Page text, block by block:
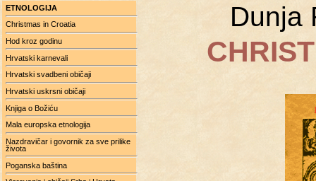
ETNOLOGIJA
Christmas in Croatia
Hod kroz godinu
Hrvatski karnevali
Hrvatski svadbeni običaji
Hrvatski uskrsni običaji
Knjiga o Božiću
Mala europska etnologija
Nazdravičar i govornik za sve prilike
života
Poganska baština
Dunja